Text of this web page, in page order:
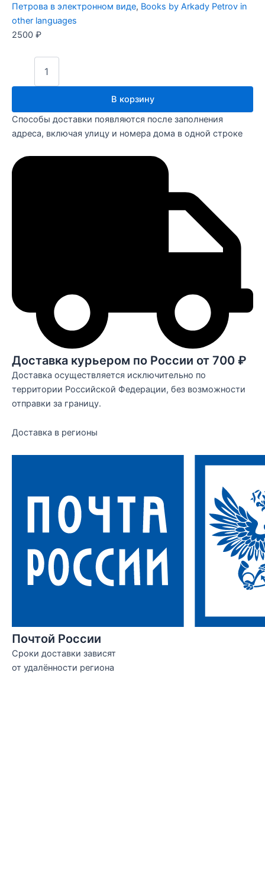
Петрова в электронном виде, Books by Arkady Petrov in
other languages
2500 ₽
В корзину
Способы доставки появляются после заполнения
адреса, включая улицу и номера дома в одной строке
Доставка курьером по России от 700 ₽
Доставка осуществляется исключительно по
территории Российской Федерации, без возможности
отправки за границу.
Доставка в регионы
Почтой России
Сроки доставки зависят
от удалённости региона